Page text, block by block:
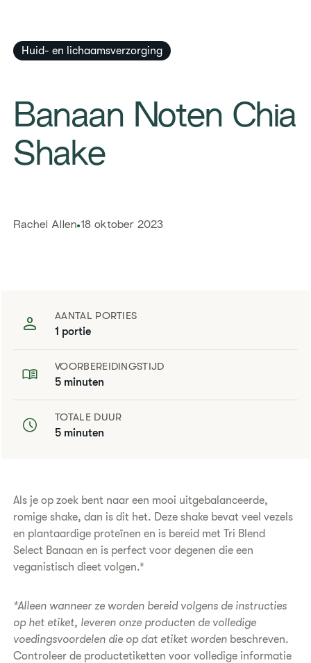
Huid- en lichaamsverzorging
​Banaan Noten Chia
Shake
​​Rachel Allen​ 18 oktober 2023
AANTAL PORTIES
1 portie
VOORBEREIDINGSTIJD
5 minuten
TOTALE DUUR
5 minuten
​Als je op zoek bent naar een mooi uitgebalanceerde,
romige shake, dan is dit het. Deze shake bevat veel vezels
en plantaardige proteïnen en is bereid met Tri Blend
Select Banaan en is perfect voor degenen die een
veganistisch dieet volgen.*
*Alleen wanneer ze worden bereid volgens de instructies
op het etiket, leveren onze producten de volledige
voedingsvoordelen die op dat etiket worden beschreven.
Controleer de productetiketten voor volledige informatie